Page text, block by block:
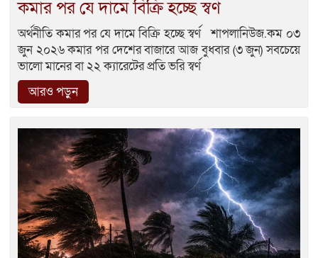
কমার পর যে দামে বিক্রি হচ্ছে স্বর্ণ
অর্থনীতি কমার পর যে দামে বিক্রি হচ্ছে স্বর্ণ শাপলানিউজ.কম ০৩
জুন ২০২৬ কমার পর দেশের বাজারে আজ বুধবার (৩ জুন) সবচেয়ে
ভালো মানের বা ২২ ক্যারেটের প্রতি ভরি স্বর্ণ
আরও পড়ুন